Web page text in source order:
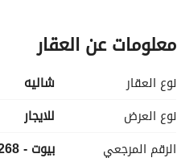
مكيف بالكامل عدد ٣ تكييفات كارير
خدمة فندقية
عدد ٣ سرير وركنه تفتح سرير
معلومات عن العقار
نوع العقار
شاليه
نوع العرض
للايجار
الرقم المرجعي
بيوت - 5002268-EkY6pf